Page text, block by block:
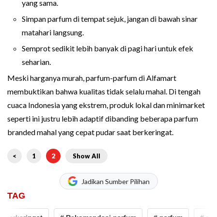
yang sama.
Simpan parfum di tempat sejuk, jangan di bawah sinar
matahari langsung.
Semprot sedikit lebih banyak di pagi hari untuk efek
seharian.
Meski harganya murah, parfum-parfum di Alfamart
membuktikan bahwa kualitas tidak selalu mahal. Di tengah
cuaca Indonesia yang ekstrem, produk lokal dan minimarket
seperti ini justru lebih adaptif dibanding beberapa parfum
branded mahal yang cepat pudar saat berkeringat.
< 1 2 Show All
Jadikan Sumber Pilihan
TAG